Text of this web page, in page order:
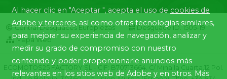
Central Desguaces Europiezas
Desguace ID. 1505-19
Mapa Web
ECOMOTOS25 FACTORY SL - CIF: B70713664. C/ Mina la Cuarta,12 Pol.
Al hacer clic en "Aceptar ", acepta el uso de cookies de
Adobe y terceros, así como otras tecnologías similares,
para mejorar su experiencia de navegación, analizar y
medir su grado de compromiso con nuestro
contenido y poder proporcionarle anuncios más
relevantes en los sitios web de Adobe y en otros. Más